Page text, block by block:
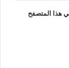
هذا المتصفح